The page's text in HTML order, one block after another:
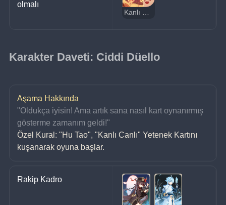
olmalı
Kanlı Canlı
Karakter Daveti: Ciddi Düello
Aşama Hakkında
"Oldukça iyisin! Ama artık sana nasıl kart oynanırmış
gösterme zamanım geldi!"
Özel Kural: "Hu Tao", "Kanlı Canlı" Yetenek Kartını
kuşanarak oyuna başlar.
Rakip Kadro